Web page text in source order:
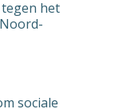
het
sociale